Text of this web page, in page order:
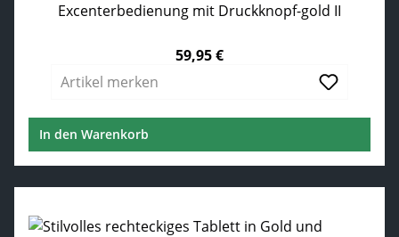
Excenterbedienung mit Druckknopf-gold II
59,95 €
Artikel merken
In den Warenkorb